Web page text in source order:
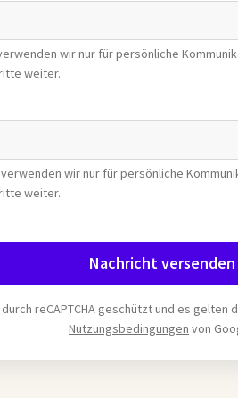
wir nur für persönliche
weiter.
wir nur für persönliche
weiter.
Nachricht versenden
reCAPTCHA geschützt und es gelten
Nutzungsbedingungen von